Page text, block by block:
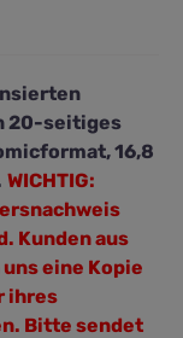
20-seitiges
16,8
WICHTIG:
Kunden aus
eine Kopie
ihres
Bitte sendet